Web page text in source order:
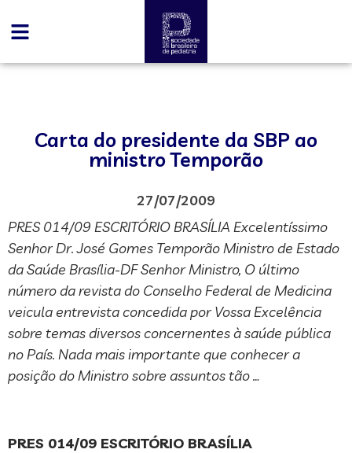
Carta do presidente da SBP ao
ministro Temporão
27/07/2009
PRES 014/09 ESCRITÓRIO BRASÍLIA Excelentíssimo
Senhor Dr. José Gomes Temporão Ministro de Estado
da Saúde Brasília-DF Senhor Ministro, O último
número da revista do Conselho Federal de Medicina
veicula entrevista concedida por Vossa Excelência
sobre temas diversos concernentes à saúde pública
no País. Nada mais importante que conhecer a
posição do Ministro sobre assuntos tão …
PRES 014/09 ESCRITÓRIO BRASÍLIA